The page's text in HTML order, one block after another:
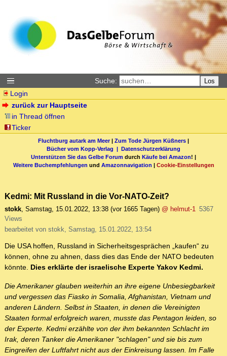
Suche: Los
Login
zurück zur Hauptseite
in Thread öffnen
Ticker
Fluchtburg autark am Meer| Zum Tode Jürgen Küßners |
Bücher vom Kopp-Verlag | Datenschutzerklärung
Unterstützen Sie das Gelbe Forum durch Käufe bei Amazon! |
Weitere Buchempfehlungen und Amazonnavigation | Cookie-Einstellungen
Kedmi: Mit Russland in die Vor-NATO-Zeit?
stokk, Samstag, 15.01.2022, 13:38 (vor 1665 Tagen) @ helmut-1 5367
Views
bearbeitet von stokk, Samstag, 15.01.2022, 13:54
Die USA hoffen, Russland in Sicherheitsgesprächen „kaufen“ zu
können, ohne zu ahnen, dass dies das Ende der NATO bedeuten
könnte. Dies erklärte der israelische Experte Yakov Kedmi.
Die Amerikaner glauben weiterhin an ihre eigene Unbesiegbarkeit
und vergessen das Fiasko in Somalia, Afghanistan, Vietnam und
anderen Ländern. Selbst in Staaten, in denen die Vereinigten
Staaten formal erfolgreich waren, musste das Pentagon leiden, so
der Experte. Kedmi erzählte von der ihm bekannten Schlacht im
Irak, deren Tanker die Amerikaner "schlagen" und sie bis zum
Eingreifen der Luftfahrt nicht aus der Einkreisung lassen. Im Falle